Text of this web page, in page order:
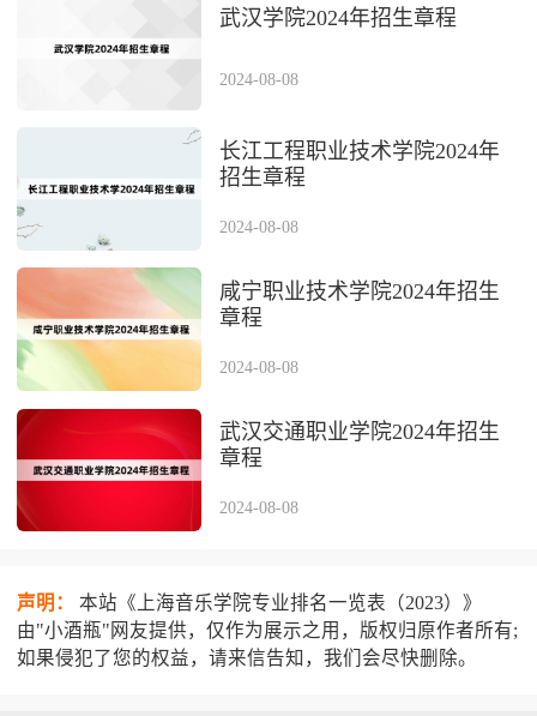
武汉学院2024年招生章程
2024-08-08
长江工程职业技术学院2024年
招生章程
2024-08-08
咸宁职业技术学院2024年招生
章程
2024-08-08
武汉交通职业学院2024年招生
章程
2024-08-08
声明：
本站《上海音乐学院专业排名一览表（2023）》
由"小酒瓶"网友提供，仅作为展示之用，版权归原作者所有;
如果侵犯了您的权益，请来信告知，我们会尽快删除。